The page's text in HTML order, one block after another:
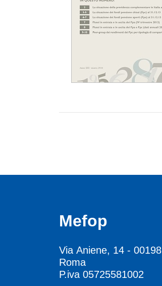
Mefop
Via Aniene, 14 - 00198
Roma
P.iva 05725581002